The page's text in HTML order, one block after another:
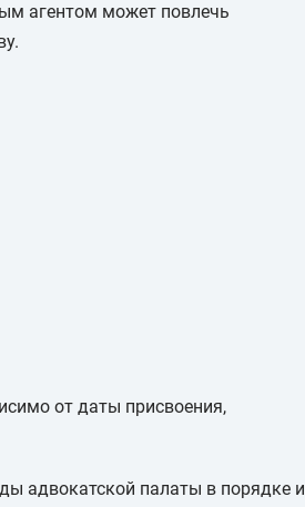
агентом может повлечь
от даты присвоения,
адвокатской палаты в порядке и